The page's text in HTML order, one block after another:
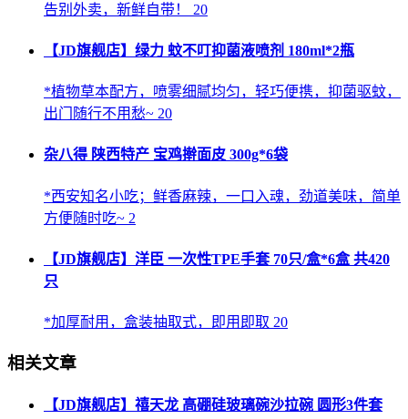
告别外卖，新鲜自带！ 20
【JD旗舰店】绿力 蚊不叮抑菌液喷剂 180ml*2瓶
*植物草本配方，喷雾细腻均匀，轻巧便携，抑菌驱蚊，
出门随行不用愁~ 20
杂八得 陕西特产 宝鸡擀面皮 300g*6袋
*西安知名小吃；鲜香麻辣，一口入魂，劲道美味，简单
方便随时吃~ 2
【JD旗舰店】洋臣 一次性TPE手套 70只/盒*6盒 共420
只
*加厚耐用，盒装抽取式，即用即取 20
相关文章
【JD旗舰店】禧天龙 高硼硅玻璃碗沙拉碗 圆形3件套